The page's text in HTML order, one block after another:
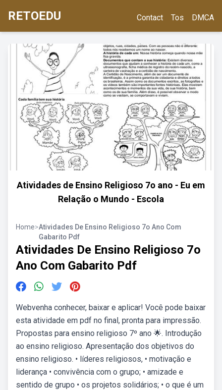
RETOEDU Contact Tos DMCA
Atividades de Ensino Religioso 7o ano - Eu em
Relação o Mundo - Escola
Home>Atividades De Ensino Religioso 7o Ano Com
Gabarito Pdf
Atividades De Ensino Religioso 7o
Ano Com Gabarito Pdf
Webvenha conhecer, baixar e aplicar! Você pode baixar
esta atividade em pdf no final, pronta para impressão.
Propostas para ensino religioso 7º ano 🌟. Introdução
ao ensino religioso. Apresentação dos objetivos do
ensino religioso. • líderes religiosos, • motivação e
liderança • convivência com o grupo; • amizade e
sentido de grupo • os projetos solidários; • o que é um